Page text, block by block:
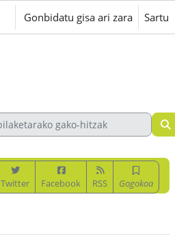
Gonbidatu gisa ari zara Sartu
Twitter Facebook RSS Gogokoa